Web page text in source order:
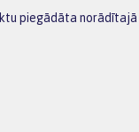
piegādāta